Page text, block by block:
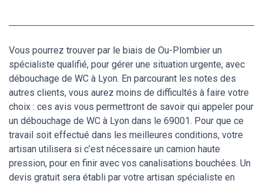
Vous pourrez trouver par le biais de Ou-Plombier un
spécialiste qualifié, pour gérer une situation urgente, avec
débouchage de WC à Lyon. En parcourant les notes des
autres clients, vous aurez moins de difficultés à faire votre
choix : ces avis vous permettront de savoir qui appeler pour
un débouchage de WC à Lyon dans le 69001. Pour que ce
travail soit effectué dans les meilleures conditions, votre
artisan utilisera si c’est nécessaire un camion haute
pression, pour en finir avec vos canalisations bouchées. Un
devis gratuit sera établi par votre artisan spécialiste en